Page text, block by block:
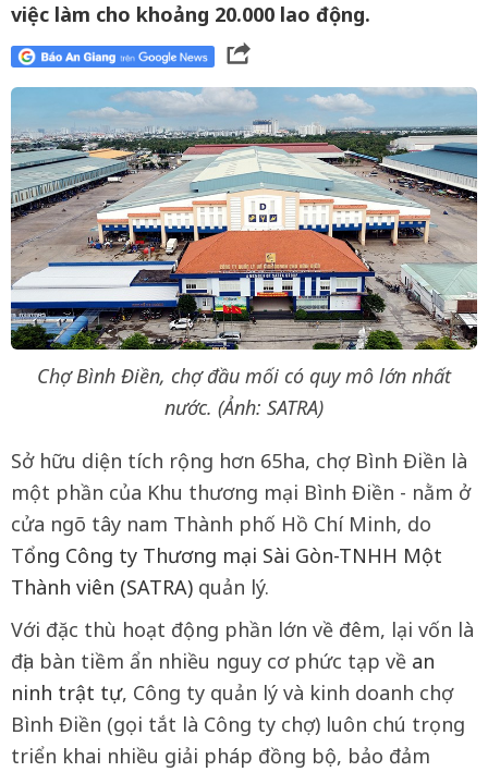
việc làm cho khoảng 20.000 lao động.
Chợ Bình Điền, chợ đầu mối có quy mô lớn nhất
nước. (Ảnh: SATRA)
Sở hữu diện tích rộng hơn 65ha, chợ Bình Điền là
một phần của Khu thương mại Bình Điền - nằm ở
cửa ngõ tây nam Thành phố Hồ Chí Minh, do
Tổng Công ty Thương mại Sài Gòn-TNHH Một
Thành viên (SATRA) quản lý.
Với đặc thù hoạt động phần lớn về đêm, lại vốn là
địa bàn tiềm ẩn nhiều nguy cơ phức tạp về an
ninh trật tự, Công ty quản lý và kinh doanh chợ
Bình Điền (gọi tắt là Công ty chợ) luôn chú trọng
triển khai nhiều giải pháp đồng bộ, bảo đảm